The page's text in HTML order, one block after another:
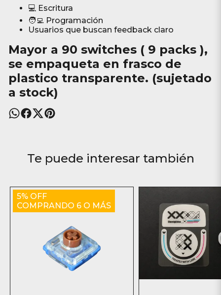
💻 Escritura
🧑‍💻 Programación
Usuarios que buscan feedback claro
Mayor a 90 switches ( 9 packs ),
se empaqueta en frasco de
plastico transparente. (sujetado
a stock)
Te puede interesar también
5% OFF
COMPRANDO 6 O MÁS